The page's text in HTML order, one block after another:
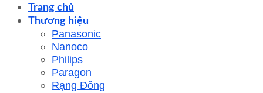
Trang chủ
Thương hiệu
Panasonic
Nanoco
Philips
Paragon
Rạng Đông